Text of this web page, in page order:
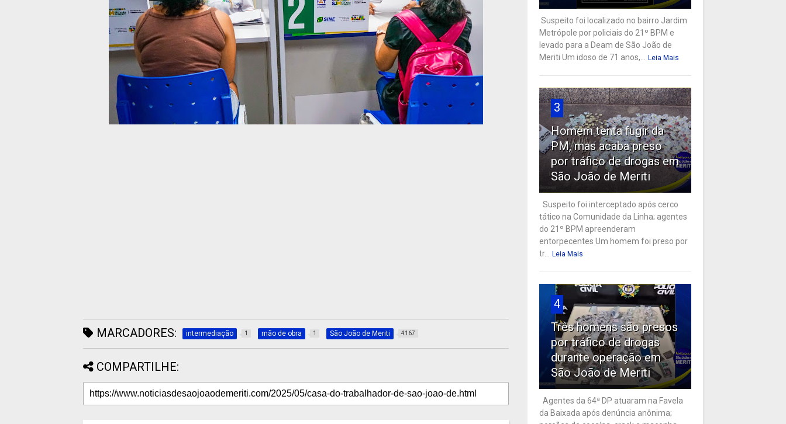
MARCADORES: intermediação 1 mão de obra 1 São João de Meriti 4167
COMPARTILHE:
Suspeito foi localizado no bairro Jardim
Metrópole por policiais do 21º BPM e
levado para a Deam de São João de
Meriti Um idoso de 71 anos,...
Leia Mais
3
Homem tenta fugir da
PM, mas acaba preso
por tráfico de drogas em
São João de Meriti
Suspeito foi interceptado após cerco
tático na Comunidade da Linha; agentes
do 21º BPM apreenderam
entorpecentes Um homem foi preso por
tr...
Leia Mais
4
Três homens são presos
por tráfico de drogas
durante operação em
São João de Meriti
Agentes da 64ª DP atuaram na Favela
da Baixada após denúncia anônima;